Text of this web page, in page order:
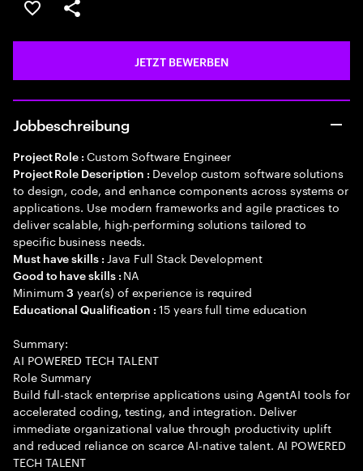
JOB SPEICHERN
Teilen
JETZT BEWERBEN
Jobbeschreibung
Project Role : Custom Software Engineer
Project Role Description : Develop custom software solutions
to design, code, and enhance components across systems or
applications. Use modern frameworks and agile practices to
deliver scalable, high-performing solutions tailored to
specific business needs.
Must have skills : Java Full Stack Development
Good to have skills : NA
Minimum3 year(s) of experience is required
Educational Qualification :15 years full time education
Summary:
AI POWERED TECH TALENT
Role Summary
Build full-stack enterprise applications using AgentAI tools for
accelerated coding, testing, and integration. Deliver
immediate organizational value through productivity uplift
and reduced reliance on scarce AI-native talent. AI POWERED
TECH TALENT